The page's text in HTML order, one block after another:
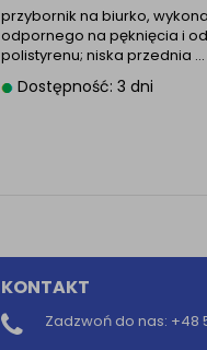
przybornik na biurko,
odpornego na pęknięcia i
polistyrenu; niska przednia ...
Dostępność: 3 dni
KONTAKT
Zadzwoń do nas: +48